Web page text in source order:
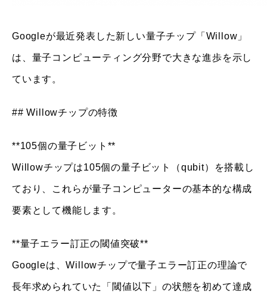
Googleが最近発表した新しい量子チップ「Willow」
は、量子コンピューティング分野で大きな進歩を示し
ています。
## Willowチップの特徴
**105個の量子ビット**
Willowチップは105個の量子ビット（qubit）を搭載し
ており、これらが量子コンピューターの基本的な構成
要素として機能します。
**量子エラー訂正の閾値突破**
Googleは、Willowチップで量子エラー訂正の理論で
長年求められていた「閾値以下」の状態を初めて達成